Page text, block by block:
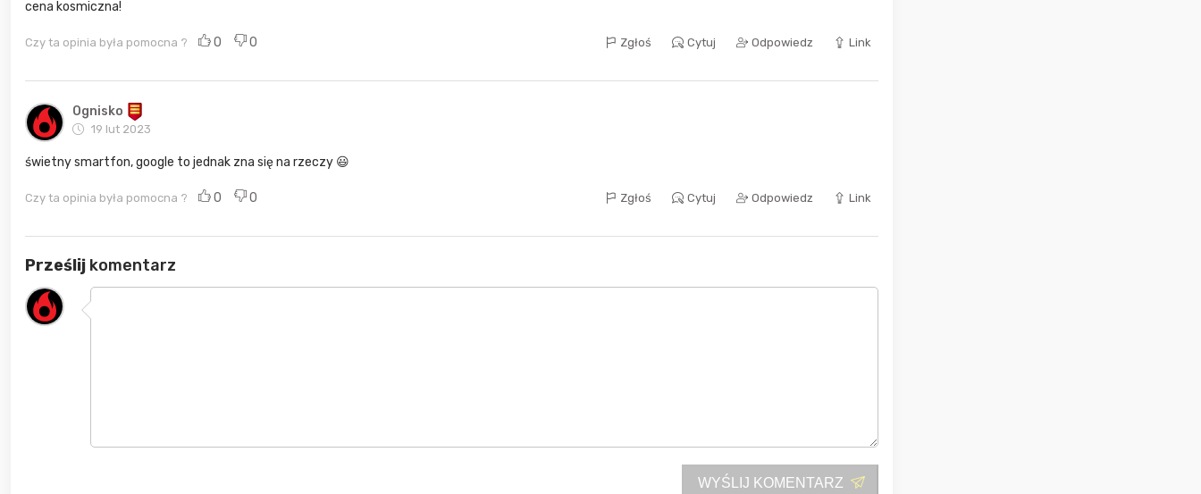
cena kosmiczna!
Czy ta opinia była pomocna ? 0 0 Zgłoś Cytuj Odpowiedz Link
Ognisko
19 lut 2023
świetny smartfon, google to jednak zna się na rzeczy 😃
Czy ta opinia była pomocna ? 0 0 Zgłoś Cytuj Odpowiedz Link
Prześlij komentarz
WYŚLIJ KOMENTARZ